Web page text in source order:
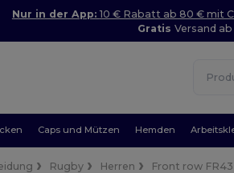
Nur in der App: 10 € Rabatt ab 80 € mit
Gratis Versand
Caps und Mützen Hemden
Rugby Herren Front row